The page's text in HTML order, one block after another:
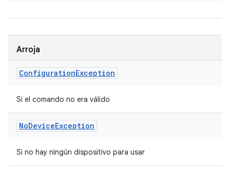
Arroja
ConfigurationException
Si el comando no era válido
NoDeviceException
Si no hay ningún dispositivo para usar